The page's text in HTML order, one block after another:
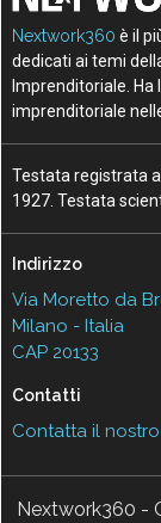
Nextwork360 è il
dedicati ai temi
Imprenditoriale.
imprenditoriale
Testata registrata
1927. Testata
Indirizzo
Via Moretto da
Milano - Italia
CAP 20133
Contatti
Contatta il
Nextwork360 -